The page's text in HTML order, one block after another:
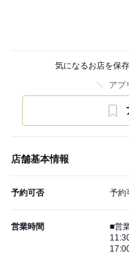
気になるお店を保
アプ
店舗基本情報
予約可否 予約
営業時間
■営